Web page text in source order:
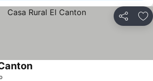
Partilhar
Ver preços